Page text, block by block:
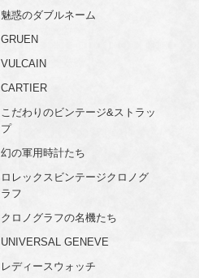
魅惑のダブルネーム
GRUEN
VULCAIN
CARTIER
こだわりのビンテージ&ストラッ
プ
幻の軍用時計たち
ロレックスビンテージクロノグ
ラフ
クロノグラフの名機たち
UNIVERSAL GENEVE
レディースウォッチ